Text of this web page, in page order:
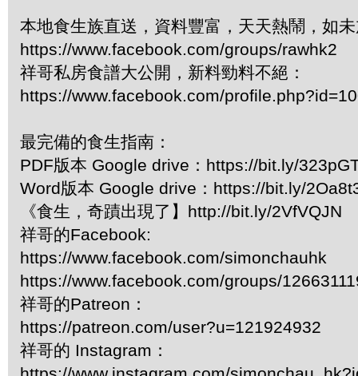
本地食生族直送，資料豐富，天天熱鬧，如
https://www.facebook.com/groups/rawhk2
祥哥私房食譜大公開，新料勁料不絕：
https://www.facebook.com/
最完備的食生指南：
PDF版本 Google drive：https://bit.ly/
Word版本 Google drive：https://bit.ly/
《食生，奇蹟出現了】http://bit.ly/2VfVQJN
祥哥的Facebook:
https://www.facebook.com/simonchauhk
https://www.facebook.com/groups/
祥哥的Patreon：
https://patreon.com/user?u=121924932
祥哥的 Instagram：